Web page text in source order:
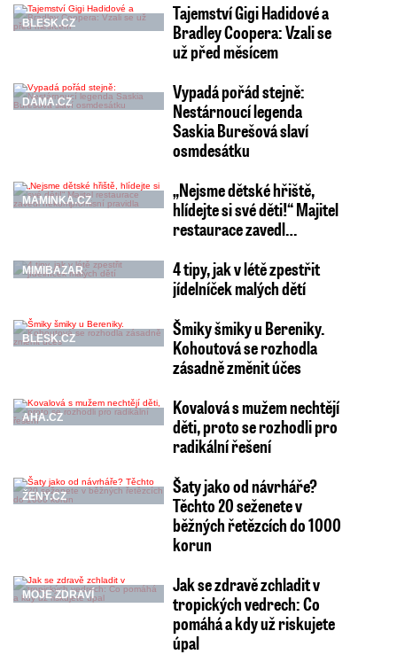
BLESK.CZ
Tajemství Gigi Hadidové a
Bradley Coopera: Vzali se
už před měsícem
DÁMA.CZ
Vypadá pořád stejně:
Nestárnoucí legenda
Saskia Burešová slaví
osmdesátku
MAMINKA.CZ
„Nejsme dětské hřiště,
hlídejte si své děti!“ Majitel
restaurace zavedl…
MIMIBAZAR
4 tipy, jak v létě zpestřit
jídelníček malých dětí
BLESK.CZ
Šmiky šmiky u Bereniky.
Kohoutová se rozhodla
zásadně změnit účes
AHA.CZ
Kovalová s mužem nechtějí
děti, proto se rozhodli pro
radikální řešení
ŽENY.CZ
Šaty jako od návrháře?
Těchto 20 seženete v
běžných řetězcích do 1000
korun
MOJE ZDRAVÍ
Jak se zdravě zchladit v
tropických vedrech: Co
pomáhá a kdy už riskujete
úpal